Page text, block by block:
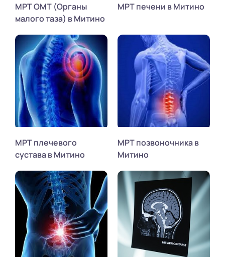
МРТ ОМТ (Органы
малого таза) в Митино
МРТ печени в Митино
МРТ плечевого
сустава в Митино
МРТ позвоночника в
Митино